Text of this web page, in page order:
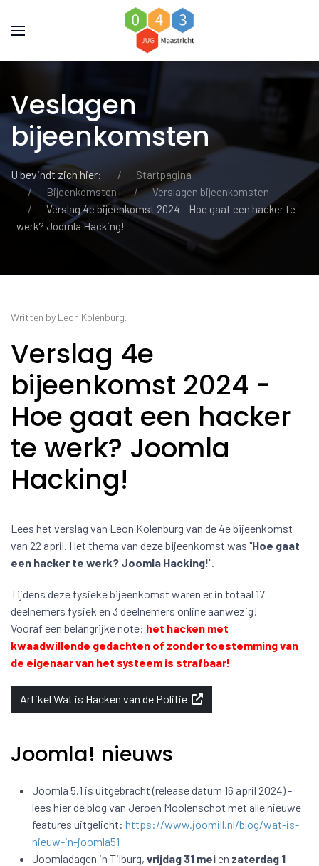
Veslagen
bijeenkomsten
U bevindt zich hier:
Startpagina
Bijeenkomsten
Verslagen bijeenkomsten
Verslag 4e bijeenkomst 2024 - Hoe gaat een hacker te
werk? Joomla Hacking!
Written by Leon Kolenburg.
Verslag 4e
bijeenkomst 2024 -
Hoe gaat een hacker
te werk? Joomla
Hacking!
Lees het verslag van Leon Kolenburg van de 4e bijeenkomst
van 22 april. Het thema van deze bijeenkomst was "Hoe gaat
een hacker te werk? Joomla Hacking!".
Tijdens deze fysieke bijeenkomst waren er in totaal 17
deelnemers fysiek en 3 deelnemers online aanwezig!
Vooraf een belangrijke note: het hacken met
kwaadwillende gedachten of zonder toestemming van
de eigenaar van het systeem is strafbaar!
Artikel Wat is Hacken van de Politie
Joomla! nieuws
Joomla 5.1 is uitgebracht (release datum 16 april 2024) -
lees hier de blog van Jeroen Moolenschot met alle nieuwe
features uitgelicht: https://www.joomill.nl/blog/wat-is-
nieuw-in-joomla51
Joomladagen in Tilburg, vrijdag 31 meien zaterdag 1